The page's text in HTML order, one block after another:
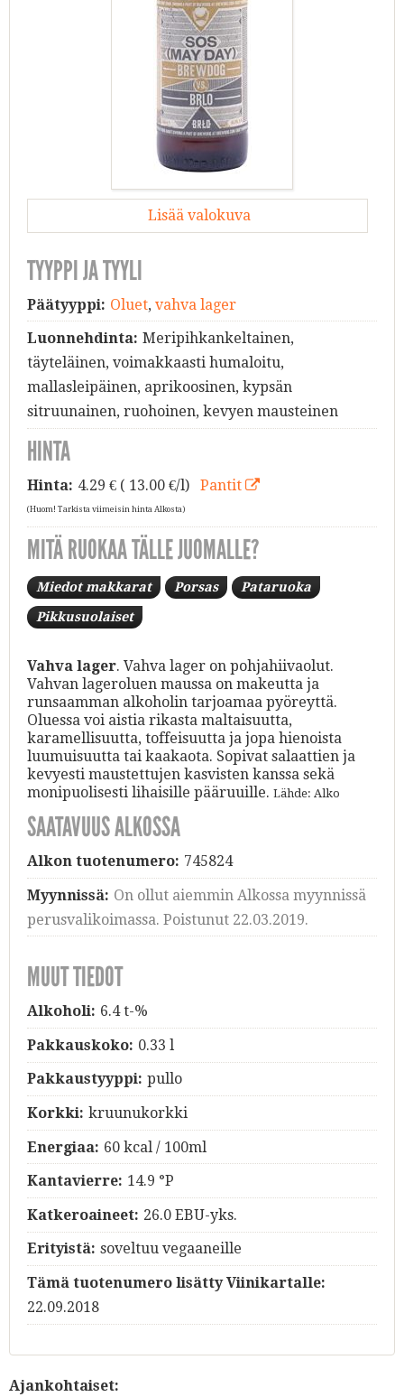
Lisää valokuva
TYYPPI JA TYYLI
Päätyyppi: Oluet, vahva lager
Luonnehdinta: Meripihkankeltainen,
täyteläinen, voimakkaasti humaloitu,
mallasleipäinen, aprikoosinen, kypsän
sitruunainen, ruohoinen, kevyen mausteinen
HINTA
Hinta: 4.29 € ( 13.00 €/l) Pantit
(Huom! Tarkista viimeisin hinta Alkosta)
MITÄ RUOKAA TÄLLE JUOMALLE?
Miedot makkarat Porsas Pataruoka
Pikkusuolaiset
Vahva lager. Vahva lager on pohjahiivaolut.
Vahvan lageroluen maussa on makeutta ja
runsaamman alkoholin tarjoamaa pyöreyttä.
Oluessa voi aistia rikasta maltaisuutta,
karamellisuutta, toffeisuutta ja jopa hienoista
luumuisuutta tai kaakaota. Sopivat salaattien ja
kevyesti maustettujen kasvisten kanssa sekä
monipuolisesti lihaisille pääruuille. Lähde: Alko
SAATAVUUS ALKOSSA
Alkon tuotenumero: 745824
Myynnissä: On ollut aiemmin Alkossa myynnissä
perusvalikoimassa. Poistunut 22.03.2019.
MUUT TIEDOT
Alkoholi: 6.4 t-%
Pakkauskoko: 0.33 l
Pakkaustyyppi: pullo
Korkki: kruunukorkki
Energiaa: 60 kcal / 100ml
Kantavierre: 14.9 °P
Katkeroaineet: 26.0 EBU-yks.
Erityistä: soveltuu vegaaneille
Tämä tuotenumero lisätty Viinikartalle:
22.09.2018
Ajankohtaiset: